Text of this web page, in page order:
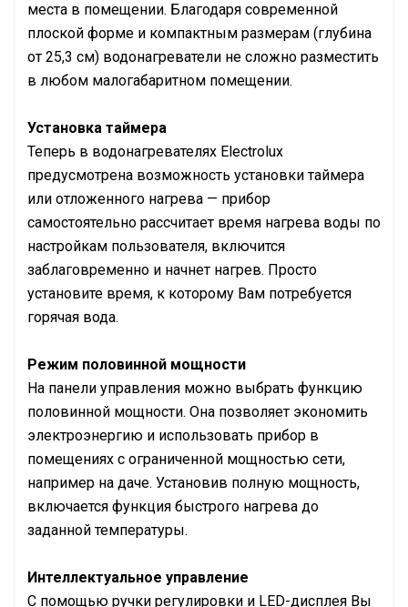
места в помещении. Благодаря современной
плоской форме и компактным размерам (глубина
от 25,3 см) водонагреватели не сложно разместить
в любом малогабаритном помещении.
Установка таймера
Теперь в водонагревателях Electrolux
предусмотрена возможность установки таймера
или отложенного нагрева — прибор
самостоятельно рассчитает время нагрева воды по
настройкам пользователя, включится
заблаговременно и начнет нагрев. Просто
установите время, к которому Вам потребуется
горячая вода.
Режим половинной мощности
На панели управления можно выбрать функцию
половинной мощности. Она позволяет экономить
электроэнергию и использовать прибор в
помещениях с ограниченной мощностью сети,
например на даче. Установив полную мощность,
включается функция быстрого нагрева до
заданной температуры.
Интеллектуальное управление
С помощью ручки регулировки и LED-дисплея Вы